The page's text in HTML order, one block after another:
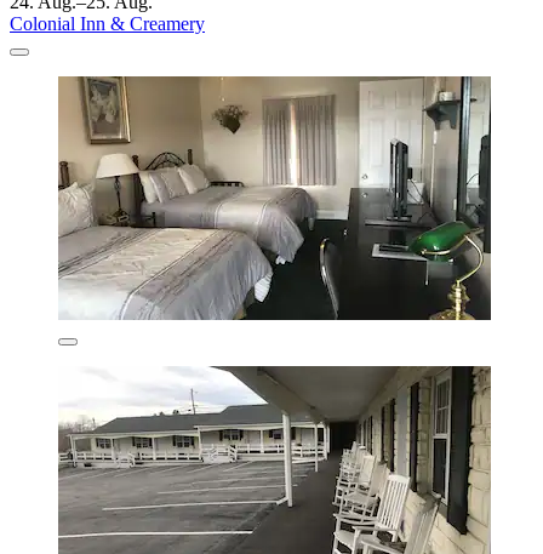
Colonial Inn & Creamery